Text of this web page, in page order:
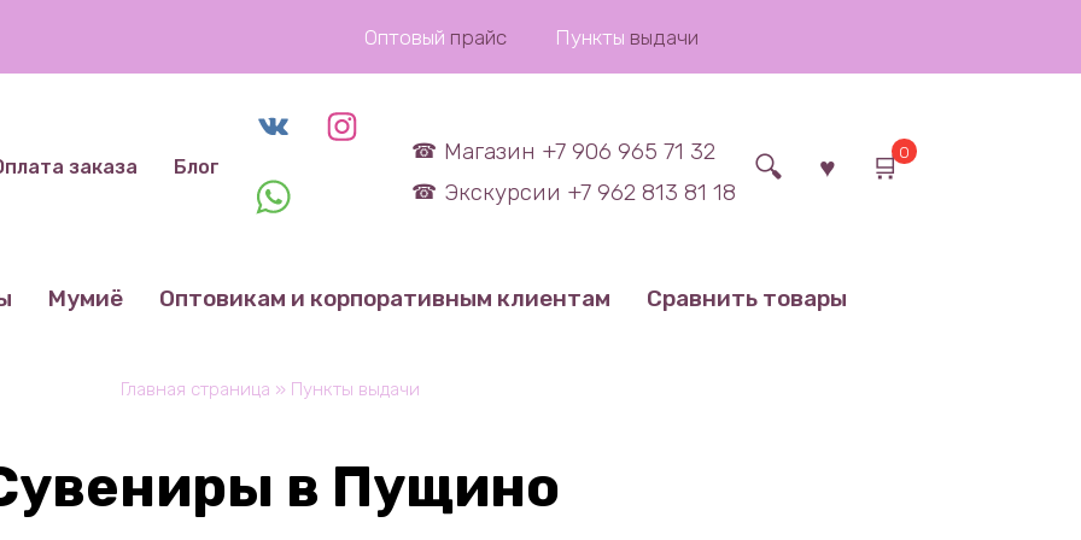
Оптовый прайс Пункты выдачи
заказа Блог
Магазин +7 906 965 71 32
Экскурсии +7 962 813 81 18
0
Мумиё Оптовикам и корпоративным клиентам Сравнить товары
Главная страница » Пункты выдачи
в Пущино